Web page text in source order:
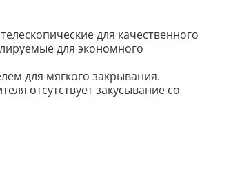
для качественного
для экономного
для мягкого закрывания.
отсутствует закусывание со